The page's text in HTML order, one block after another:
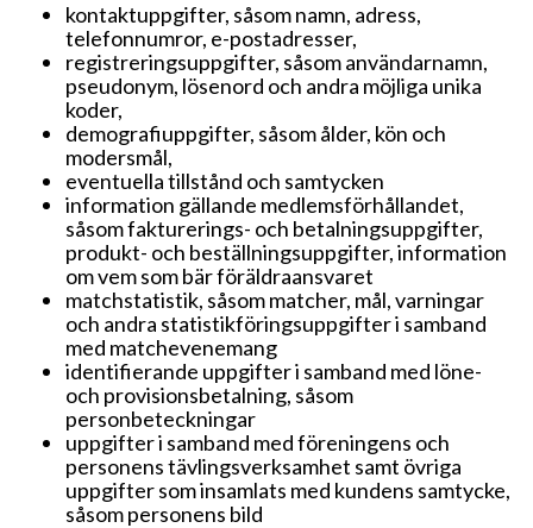
kontaktuppgifter, såsom namn, adress,
telefonnumror, e-postadresser,
registreringsuppgifter, såsom användarnamn,
pseudonym, lösenord och andra möjliga unika
koder,
demografiuppgifter, såsom ålder, kön och
modersmål,
eventuella tillstånd och samtycken
information gällande medlemsförhållandet,
såsom fakturerings- och betalningsuppgifter,
produkt- och beställningsuppgifter, information
om vem som bär föräldraansvaret
matchstatistik, såsom matcher, mål, varningar
och andra statistikföringsuppgifter i samband
med matchevenemang
identifierande uppgifter i samband med löne-
och provisionsbetalning, såsom
personbeteckningar
uppgifter i samband med föreningens och
personens tävlingsverksamhet samt övriga
uppgifter som insamlats med kundens samtycke,
såsom personens bild